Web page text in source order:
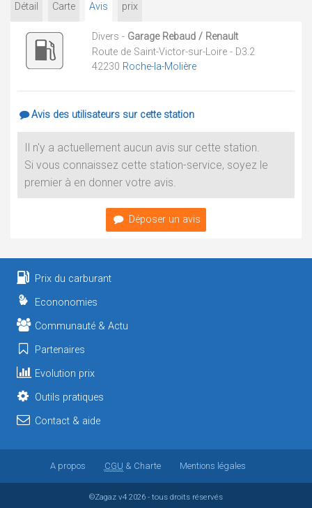
Détail Carte Avis prix
Divers - Garage Rebaud / Renault
Route de Saint-Victor-sur-Loire - D3.2
42230 Roche-la-Molière
Avis des utilisateurs sur cette station
Il n'y a actuellement aucun avis sur cette station.
Si vous connaissez cette station-service, soyez le
premier à en donner votre avis.
Déposer un avis
Prix du carburant
Econonomies
Communauté & Actu
Partenaires
Evolution prix
Outils pratiques
Contact & aide
A propos CGU & Charte Mentions légales
©Zagaz v4 2026 - tous droits réservés